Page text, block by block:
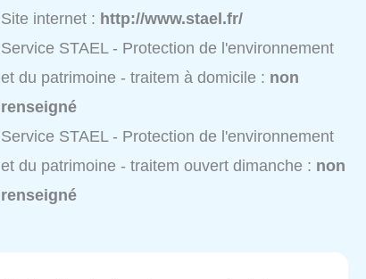
Site internet : http://www.stael.fr/
Service STAEL - Protection de l'environnement
et du patrimoine - traitem à domicile : non
renseigné
Service STAEL - Protection de l'environnement
et du patrimoine - traitem ouvert dimanche : non
renseigné